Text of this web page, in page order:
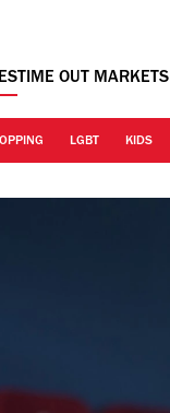
TIME OUT MARKETS
LGBT KIDS